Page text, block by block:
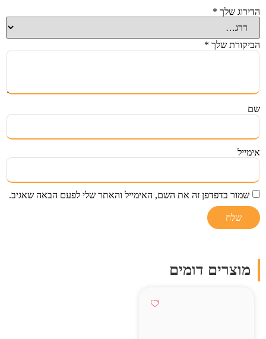
הדירוג שלך *
הביקורת שלך *
שם
אימייל
שמור בדפדפן זה את השם, האימייל והאתר שלי לפעם הבאה שאגיב.
מוצרים דומים